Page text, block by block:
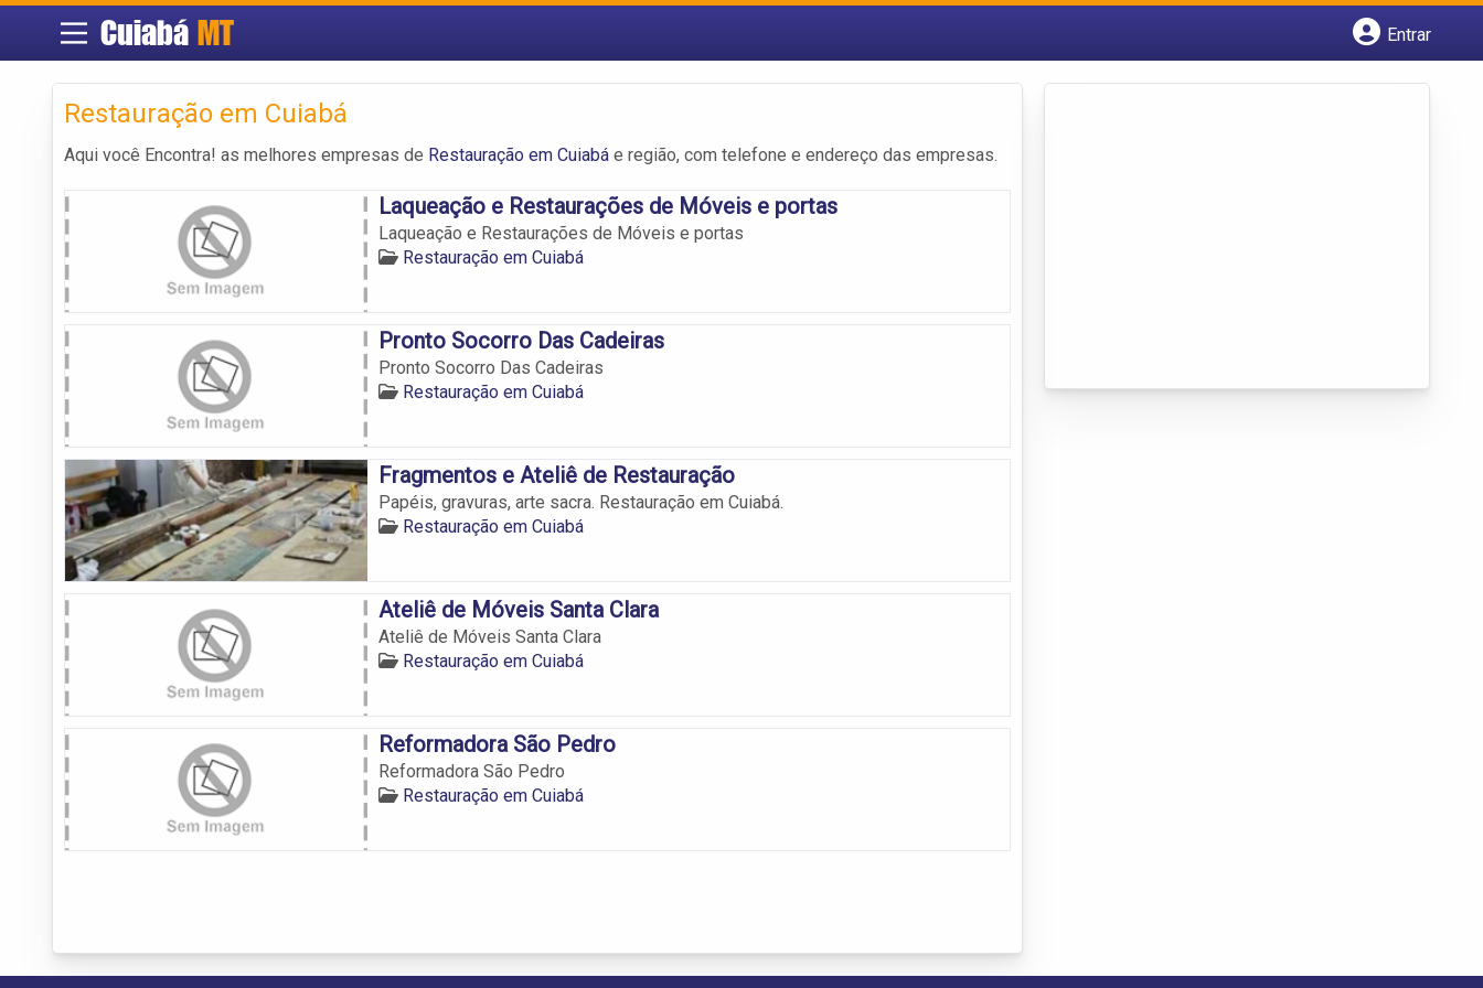
Cuiabá MT
Entrar
Restauração em Cuiabá
Aqui você Encontra! as melhores empresas de Restauração em Cuiabá e região, com telefone e endereço das empresas.
Laqueação e Restaurações de Móveis e portas
Laqueação e Restaurações de Móveis e portas
Restauração em Cuiabá
Pronto Socorro Das Cadeiras
Pronto Socorro Das Cadeiras
Restauração em Cuiabá
Fragmentos e Ateliê de Restauração
Papéis, gravuras, arte sacra. Restauração em Cuiabá.
Restauração em Cuiabá
Ateliê de Móveis Santa Clara
Ateliê de Móveis Santa Clara
Restauração em Cuiabá
Reformadora São Pedro
Reformadora São Pedro
Restauração em Cuiabá